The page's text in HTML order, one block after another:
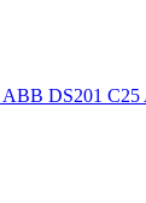
DS201 C25